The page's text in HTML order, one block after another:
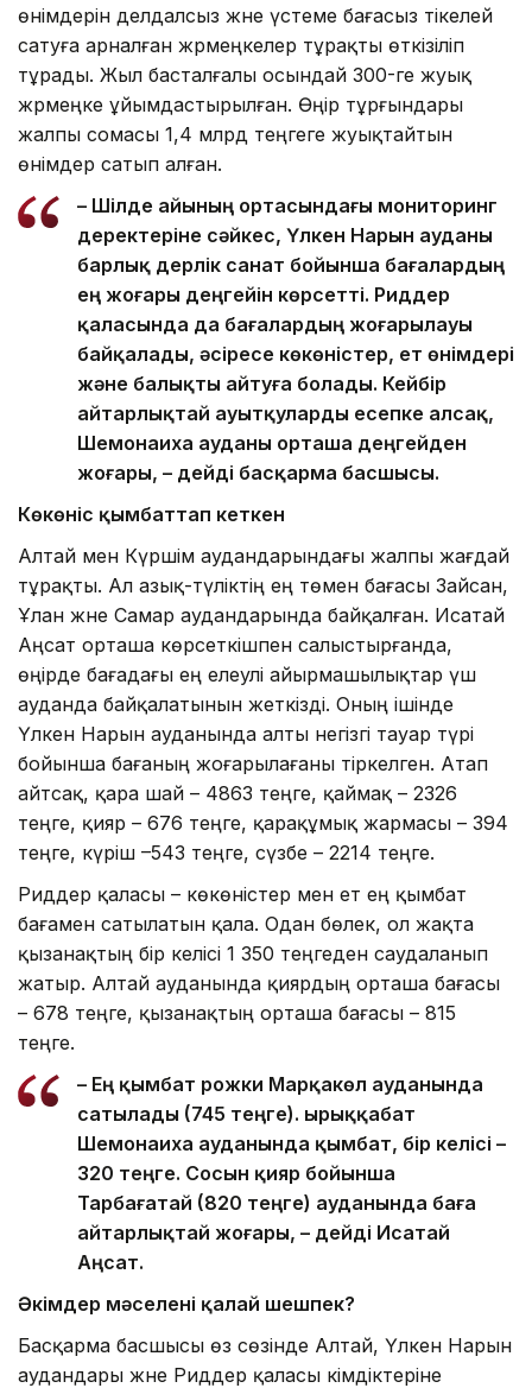
өнімдерін делдалсыз және үстеме бағасыз тікелей
сатуға арналған жәрмеңкелер тұрақты өткізіліп
тұрады. Жыл басталғалы осындай 300-ге жуық
жәрмеңке ұйымдастырылған. Өңір тұрғындары
жалпы сомасы 1,4 млрд теңгеге жуықтайтын
өнімдер сатып алған.
– Шілде айының ортасындағы мониторинг
деректеріне сәйкес, Үлкен Нарын ауданы
барлық дерлік санат бойынша бағалардың
ең жоғары деңгейін көрсетті. Риддер
қаласында да бағалардың жоғарылауы
байқалады, әсіресе көкөністер, ет өнімдері
және балықты айтуға болады. Кейбір
айтарлықтай ауытқуларды есепке алсақ,
Шемонаиха ауданы орташа деңгейден
жоғары, – дейді басқарма басшысы.
Көкөніс қымбаттап кеткен
Алтай мен Күршім аудандарындағы жалпы жағдай
тұрақты. Ал азық-түліктің ең төмен бағасы Зайсан,
Ұлан және Самар аудандарында байқалған. Исатай
Аңсат орташа көрсеткішпен салыстырғанда,
өңірде бағадағы ең елеулі айырмашылықтар үш
ауданда байқалатынын жеткізді. Оның ішінде
Үлкен Нарын ауданында алты негізгі тауар түрі
бойынша бағаның жоғарылағаны тіркелген. Атап
айтсақ, қара шай – 4863 теңге, қаймақ – 2326
теңге, қияр – 676 теңге, қарақұмық жармасы – 394
теңге, күріш –543 теңге, сүзбе – 2214 теңге.
Риддер қаласы – көкөністер мен ет ең қымбат
бағамен сатылатын қала. Одан бөлек, ол жақта
қызанақтың бір келісі 1 350 теңгеден саудаланып
жатыр. Алтай ауданында қиярдың орташа бағасы
– 678 теңге, қызанақтың орташа бағасы – 815
теңге.
– Ең қымбат рожки Марқакөл ауданында
сатылады (745 теңге). Қырыққабат
Шемонаиха ауданында қымбат, бір келісі –
320 теңге. Сосын қияр бойынша
Тарбағатай (820 теңге) ауданында баға
айтарлықтай жоғары, – дейді Исатай
Аңсат.
Әкімдер мәселені қалай шешпек?
Басқарма басшысы өз сөзінде Алтай, Үлкен Нарын
аудандары және Риддер қаласы әкімдіктеріне